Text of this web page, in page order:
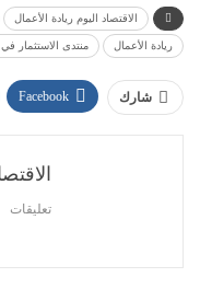
الاقتصاد اليوم ريادة الأعمال
ريادة الأعمال منتدى الاستثمار
شارك Facebook
تعليقات